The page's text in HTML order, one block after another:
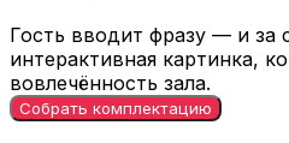
Гость вводит фразу — и за
интерактивная картинка,
вовлечённость зала.
Собрать комплектацию